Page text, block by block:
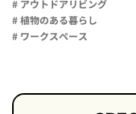
# アウトドアリビング
# 植物のある暮らし
# ワークスペース